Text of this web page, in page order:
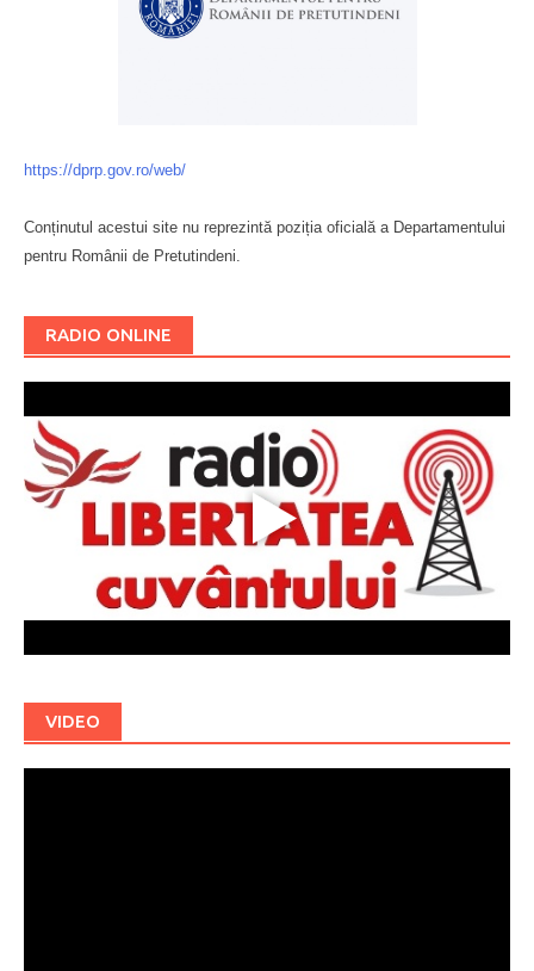
https://dprp.gov.ro/web/
Conținutul acestui site nu reprezintă poziția oficială a Departamentului
pentru Românii de Pretutindeni.
RADIO ONLINE
VIDEO